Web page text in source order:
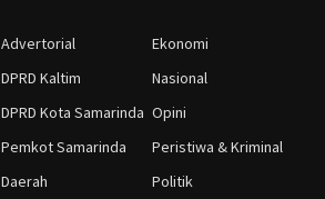
Advertorial
DPRD Kaltim
DPRD Kota Samarinda
Pemkot Samarinda
Daerah
Ekonomi
Nasional
Opini
Peristiwa & Kriminal
Politik